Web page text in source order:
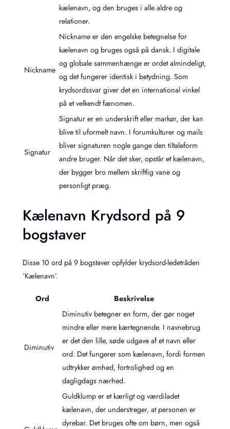
kælenavn, og den bruges i alle aldre og
relationer.
Nickname
Nickname er den engelske betegnelse for
kælenavn og bruges også på dansk. I digitale
og globale sammenhænge er ordet almindeligt,
og det fungerer identisk i betydning. Som
krydsordssvar giver det en international vinkel
på et velkendt fænomen.
Signatur
Signatur er en underskrift eller markør, der kan
blive til uformelt navn. I forumkulturer og mails
bliver signaturen nogle gange den tiltaleform
andre bruger. Når det sker, opstår et kælenavn,
der bygger bro mellem skriftlig vane og
personligt præg.
Kælenavn Krydsord på 9
bogstaver
Disse 10 ord på 9 bogstaver opfylder krydsord-ledetråden
‘Kælenavn’.
Ord Beskrivelse
Diminutiv
Diminutiv betegner en form, der gør noget
mindre eller mere kærtegnende. I navnebrug
er det den lille, søde udgave af et navn eller
ord. Det fungerer som kælenavn, fordi formen
udtrykker ømhed, fortrolighed og en
dagligdags nærhed.
Guldklump er et kærligt og værdiladet
kælenavn, der understreger, at personen er
dyrebar. Det bruges ofte om børn, men også